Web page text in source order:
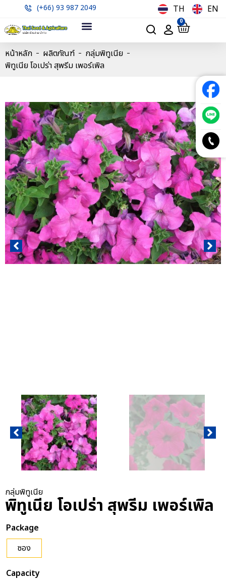
(+66) 93 987 2049 TH EN
0
หน้าหลัก ผลิตภัณฑ์
กลุ่มพิทูเนีย
พิทูเนีย โอเปร่า สุพรีม เพอร์เพิล
กลุ่มพิทูเนีย
พิทูเนีย โอเปร่า สุพรีม เพอร์เพิล
Package
ซอง
Capacity